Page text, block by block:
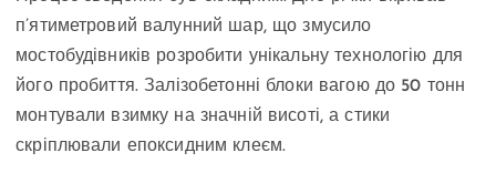
п’ятиметровий валунний шар, що змусило
мостобудівників розробити унікальну технологію для
його пробиття. Залізобетонні блоки вагою до 50 тонн
монтували взимку на значній висоті, а стики
скріплювали епоксидним клеєм.